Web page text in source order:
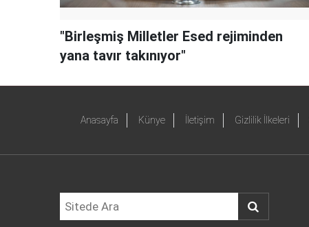
"Birleşmiş Milletler Esed rejiminden
yana tavır takınıyor"
Anasayfa Künye İletişim Gizlilik İlkeleri